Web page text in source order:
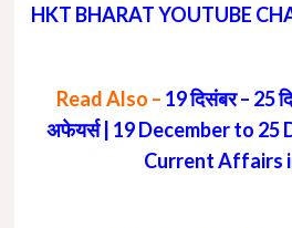
HKT BHARAT YOUTUBE
Read Also – 19 दिसंबर – 25
अफेयर्स | 19 December to 25
Current Affairs